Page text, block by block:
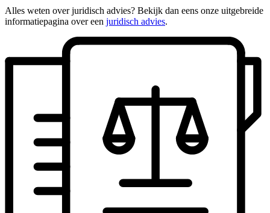
Alles weten over juridisch advies? Bekijk dan eens onze uitgebreide
informatiepagina over een juridisch advies.